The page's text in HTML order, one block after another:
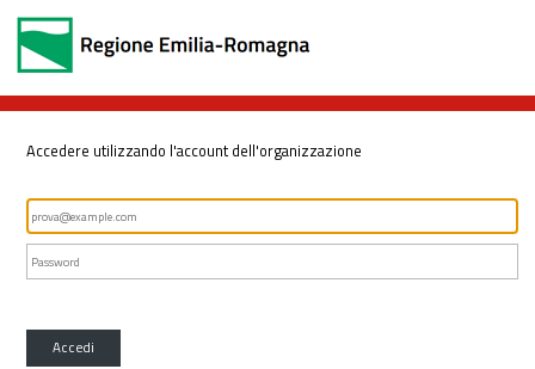
Accedere utilizzando l'account dell'organizzazione
Accedi